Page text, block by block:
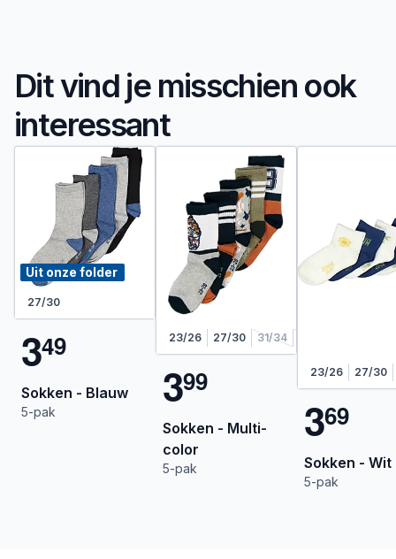
Dit vind je misschien ook
interessant
Uit onze folder
27/30
349
Sokken - Blauw
5-pak
23/26 27/30 31/34
399
Sokken - Multi-
color
5-pak
23/26 27/30
369
Sokken - Wit
5-pak